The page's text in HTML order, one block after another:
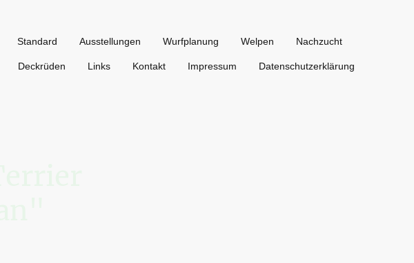
Standard Ausstellungen Wurfplanung Welpen Nachzucht
Deckrüden Links Kontakt Impressum Datenschutzerklärung